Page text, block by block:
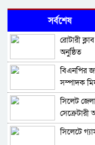
মধুবন সুপার
শপথ ও
সিলেটের
চাঁ দা বা
সর্বশেষ
রোটারী
অনুষ্ঠিত
বিএনপির
সম্পাদক
সিলেট
সিলেটে